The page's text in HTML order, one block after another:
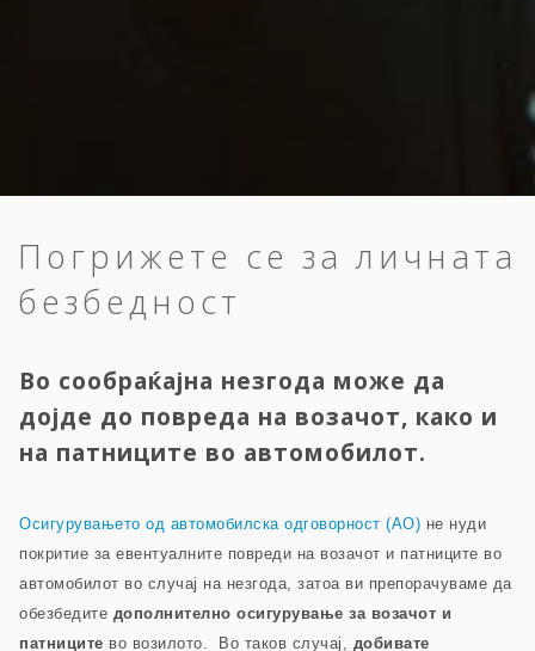
Погрижете се за личната
безбедност
Во сообраќајна незгода може да
дојде до повреда на возачот, како и
на патниците во автомобилот.
Осигурувањето од автомобилска одговорност (AO) не нуди
покритие за евентуалните повреди на возачот и патниците во
автомобилот во случај на незгода, затоа ви препорачуваме да
обезбедите дополнително осигурување за возачот и
патниците во возилото. Во таков случај, добивате